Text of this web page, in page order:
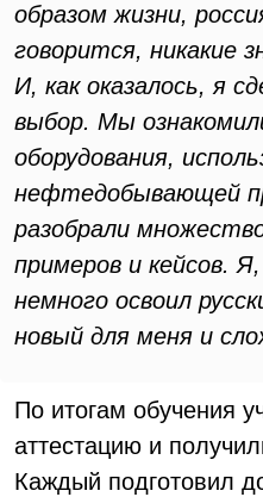
образом жизни,
говорится, никакие
И, как оказалось, я
выбор. Мы
оборудования,
нефтедобывающей
разобрали
примеров и кейсов.
немного освоил
новый для меня и
По итогам обучения
аттестацию и
Каждый подготовил